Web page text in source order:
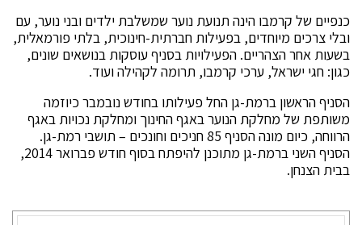
כנפיים של קרמבו הינה תנועת נוער שמשלבת ילדים ובני נוער, עם
ובלי צרכים מיוחדים, בפעילות חברתית-חינוכית, בלתי פורמאלית,
בשעות אחר הצהריים. הפעילויות בסניף עוסקות בנושאים שונים,
כגון: חגי ישראל, ערכי קרמבו, תרומה לקהילה ועוד.
הסניף הראשון ברמת-גן החל פעילותו בחודש נובמבר כיוזמה
משותפת של מחלקת הנוער באגף החינוך ומחלקת נכויות באגף
הרווחה, כיום מונה הסניף 85 חניכים וחונכים – תושבי רמת-גן.
הסניף השני ברמת-גן מתוכנן להיפתח בסוף חודש פברואר 2014,
בבית הצנחן.